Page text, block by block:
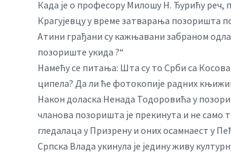
Када је о професору Милошу Н. Ђурићу реч,
Крагујевцу у време затварања позоришта
Атини грађани су кажњавани забраном
позориште укида ?“
Намећу се питања: Шта су то Срби са
ципела? Да ли ће фотокопије радних
Након доласка Ненада Тодоровића у
чланова позоришта је прекинута и не само
гледалаца у Призрену и оних осамнаест у
Српска Влада укинула је једину живу